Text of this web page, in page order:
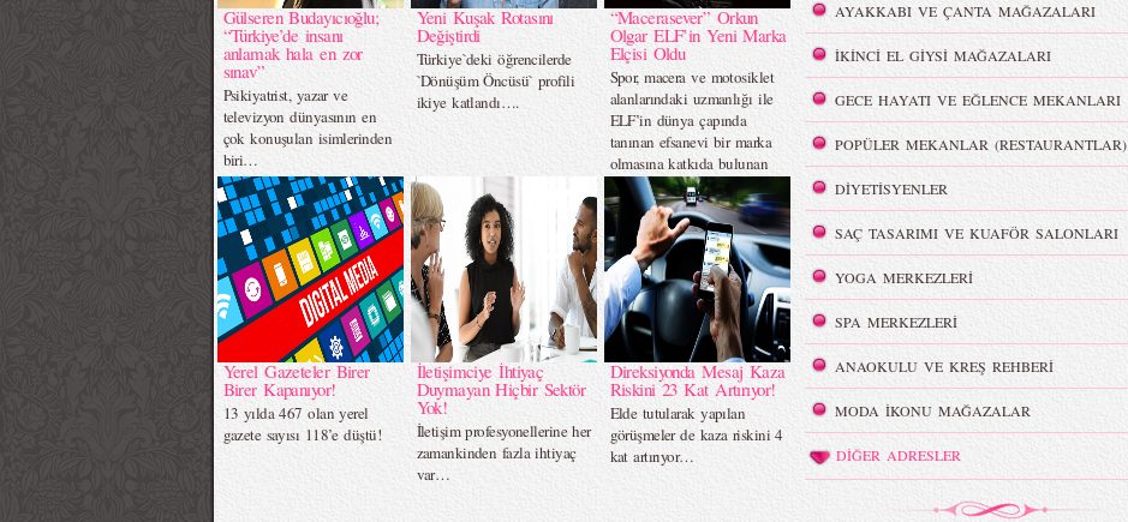
Gülseren Budayıcıoğlu;
“Türkiye’de insanı
anlamak hala en zor
sınav”
Psikiyatrist, yazar ve
televizyon dünyasının en
çok konuşulan isimlerinden
biri…
Yeni Kuşak Rotasını
Değiştirdi
Türkiye`deki öğrencilerde
`Dönüşüm Öncüsü` profili
ikiye katlandı….
“Macerasever” Orkun
Olgar ELF’in Yeni Marka
Elçisi Oldu
Spor, macera ve motosiklet
alanlarındaki uzmanlığı ile
ELF’in dünya çapında
tanınan efsanevi bir marka
olmasına katkıda bulunan
motor sporlarındaki deneyimi
ve performans odaklı
yaklaşımı bir araya gelerek,
takipçilerine özgün içerikler
sunacak.
Yerel Gazeteler Birer
Birer Kapanıyor!
13 yılda 467 olan yerel
gazete sayısı 118’e düştü!
İletişimciye İhtiyaç
Duymayan Hiçbir Sektör
Yok!
İletişim profesyonellerine her
zamankinden fazla ihtiyaç
var…
Direksiyonda Mesaj Kaza
Riskini 23 Kat Artırıyor!
Elde tutularak yapılan
görüşmeler de kaza riskini 4
kat artırıyor…
AYAKKABI VE ÇANTA MAĞAZALARI
İKİNCİ EL GİYSİ MAĞAZALARI
GECE HAYATI VE EĞLENCE MEKANLARI
POPÜLER MEKANLAR (RESTAURANTLAR)
DİYETİSYENLER
SAÇ TASARIMI VE KUAFÖR SALONLARI
YOGA MERKEZLERİ
SPA MERKEZLERİ
ANAOKULU VE KREŞ REHBERİ
MODA İKONU MAĞAZALAR
DİĞER ADRESLER